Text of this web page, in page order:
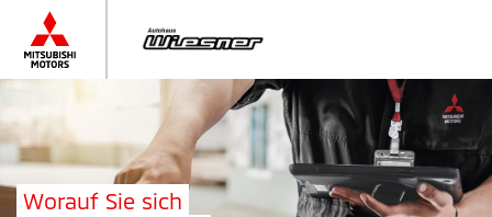
Worauf Sie sich